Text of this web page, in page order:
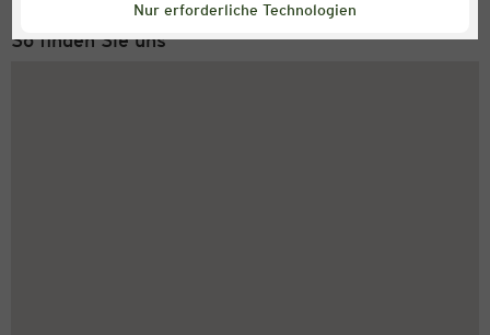
Nur erforderliche Technologien
So finden Sie uns